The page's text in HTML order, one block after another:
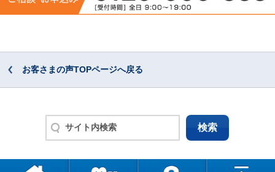
お客さまの声TOPページへ戻る